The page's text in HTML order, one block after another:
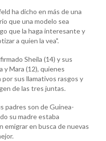
ha dicho en más de una
que una modelo sea
que la haga interesante y
a quien la vea".
Sheila (14) y sus
y Mara (12), quienes
sus llamativos rasgos y
de las tres juntas.
padres son de Guinea-
su madre estaba
emigrar en busca de nuevas